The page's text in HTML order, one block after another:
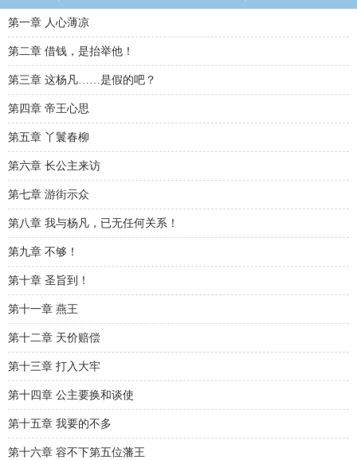
第一章 人心薄凉
第二章 借钱，是抬举他！
第三章 这杨凡……是假的吧？
第四章 帝王心思
第五章 丫鬟春柳
第六章 长公主来访
第七章 游街示众
第八章 我与杨凡，已无任何关系！
第九章 不够！
第十章 圣旨到！
第十一章 燕王
第十二章 天价赔偿
第十三章 打入大牢
第十四章 公主要换和谈使
第十五章 我要的不多
第十六章 容不下第五位藩王